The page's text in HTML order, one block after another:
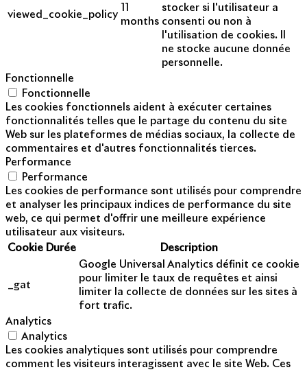
viewed_cookie_policy
months
stocker si l'utilisateur a
consenti ou non à
l'utilisation de cookies. Il
ne stocke aucune donnée
personnelle.
Fonctionnelle
Fonctionnelle
Les cookies fonctionnels aident à exécuter certaines
fonctionnalités telles que le partage du contenu du site
Web sur les plateformes de médias sociaux, la collecte de
commentaires et d'autres fonctionnalités tierces.
Performance
Performance
Les cookies de performance sont utilisés pour comprendre
et analyser les principaux indices de performance du site
web, ce qui permet d'offrir une meilleure expérience
utilisateur aux visiteurs.
Cookie Durée Description
_gat
Google Universal Analytics définit ce cookie
pour limiter le taux de requêtes et ainsi
limiter la collecte de données sur les sites à
fort trafic.
Analytics
Analytics
Les cookies analytiques sont utilisés pour comprendre
comment les visiteurs interagissent avec le site Web. Ces